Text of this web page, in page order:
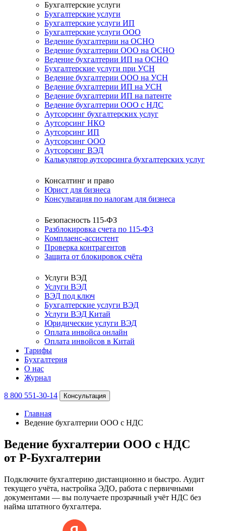
Бухгалтерские услуги
Бухгалтерские услуги
Бухгалтерские услуги ИП
Бухгалтерские услуги ООО
Ведение бухгалтерии на ОСНО
Ведение бухгалтерии ООО на ОСНО
Ведение бухгалтерии ИП на ОСНО
Бухгалтерские услуги при УСН
Ведение бухгалтерии ООО на УСН
Ведение бухгалтерии ИП на УСН
Ведение бухгалтерии ИП на патенте
Ведение бухгалтерии ООО с НДС
Аутсорсинг бухгалтерских услуг
Аутсорсинг НКО
Аутсорсинг ИП
Аутсорсинг ООО
Аутсорсинг ВЭД
Калькулятор аутсорсинга бухгалтерских услуг
Консалтинг и право
Юрист для бизнеса
Консультация по налогам для бизнеса
Безопасность 115-ФЗ
Разблокировка счета по 115-ФЗ
Комплаенс-ассистент
Проверка контрагентов
Защита от блокировок счёта
Услуги ВЭД
Услуги ВЭД
ВЭД под ключ
Бухгалтерские услуги ВЭД
Услуги ВЭД Китай
Юридические услуги ВЭД
Оплата инвойса онлайн
Оплата инвойсов в Китай
Тарифы
Бухгалтерия
О нас
Журнал
8 800 551-30-14 Консультация
Главная
Ведение бухгалтерии ООО с НДС
Ведение бухгалтерии ООО с НДС
от Р-Бухгалтерии
Подключите бухгалтерию дистанционно и быстро. Аудит
текущего учёта, настройка ЭДО, работа с первичными
документами — вы получаете прозрачный учёт НДС без
найма штатного бухгалтера.